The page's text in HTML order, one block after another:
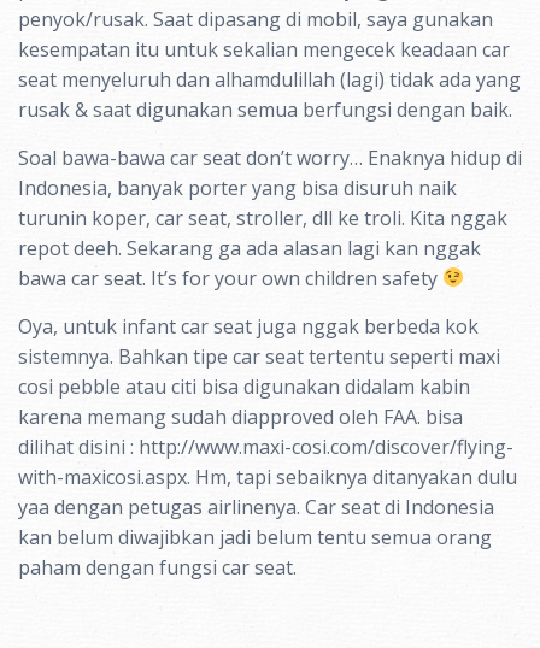
penyok/rusak. Saat dipasang di mobil, saya gunakan
kesempatan itu untuk sekalian mengecek keadaan car
seat menyeluruh dan alhamdulillah (lagi) tidak ada yang
rusak & saat digunakan semua berfungsi dengan baik.
Soal bawa-bawa car seat don’t worry… Enaknya hidup di
Indonesia, banyak porter yang bisa disuruh naik
turunin koper, car seat, stroller, dll ke troli. Kita nggak
repot deeh. Sekarang ga ada alasan lagi kan nggak
bawa car seat. It’s for your own children safety
Oya, untuk infant car seat juga nggak berbeda kok
sistemnya. Bahkan tipe car seat tertentu seperti maxi
cosi pebble atau citi bisa digunakan didalam kabin
karena memang sudah diapproved oleh FAA. bisa
dilihat disini : http://www.maxi-cosi.com/discover/flying-
with-maxicosi.aspx. Hm, tapi sebaiknya ditanyakan dulu
yaa dengan petugas airlinenya. Car seat di Indonesia
kan belum diwajibkan jadi belum tentu semua orang
paham dengan fungsi car seat.